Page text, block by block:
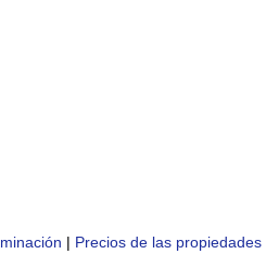
| Precios de las propiedades